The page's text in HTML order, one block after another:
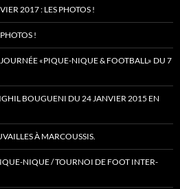
2017 : LES PHOTOS !
!
«PIQUE-NIQUE & FOOTBALL» DU 7
BOUGUENI DU 24 JANVIER 2015 EN
À MARCOUSSIS.
NIQUE / TOURNOI DE FOOT INTER-